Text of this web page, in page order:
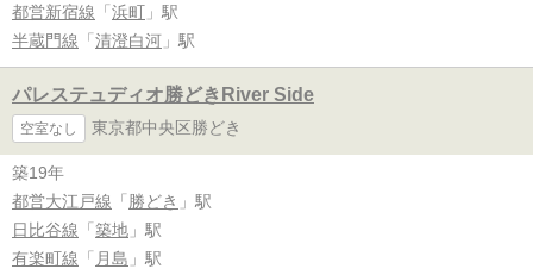
都営新宿線 「 浜町 」駅
半蔵門線 「 清澄白河 」駅
パレステュディオ勝どきRiver Side
空室なし 東京都中央区勝どき
築19年
都営大江戸線 「 勝どき 」駅
日比谷線 「 築地 」駅
有楽町線 「 月島 」駅